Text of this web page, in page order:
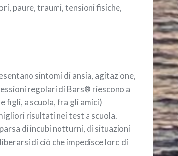
paure, traumi, tensioni fisiche,
sintomi di ansia, agitazione,
regolari di Bars® riescono a
a scuola, fra gli amici)
risultati nei test a scuola.
di incubi notturni, di situazioni
di ciò che impedisce loro di